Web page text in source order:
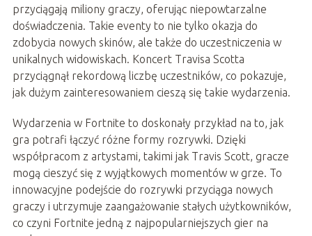
przyciągają miliony graczy, oferując niepowtarzalne
doświadczenia. Takie eventy to nie tylko okazja do
zdobycia nowych skinów, ale także do uczestniczenia w
unikalnych widowiskach. Koncert Travisa Scotta
przyciągnął rekordową liczbę uczestników, co pokazuje,
jak dużym zainteresowaniem cieszą się takie wydarzenia.
Wydarzenia w Fortnite to doskonały przykład na to, jak
gra potrafi łączyć różne formy rozrywki. Dzięki
współpracom z artystami, takimi jak Travis Scott, gracze
mogą cieszyć się z wyjątkowych momentów w grze. To
innowacyjne podejście do rozrywki przyciąga nowych
graczy i utrzymuje zaangażowanie stałych użytkowników,
co czyni Fortnite jedną z najpopularniejszych gier na